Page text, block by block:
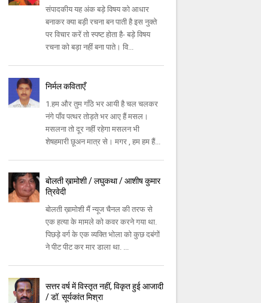
संपादकीय यह अंक बड़े विषय को आधार
बनाकर क्या बड़ी रचना बन पाती है इस नुक्ते
पर विचार करें तो स्पष्ट होता है- बड़े विषय
रचना को बड़ा नहीं बना पाते। वि...
निर्मल कविताएँ
1.हम और तुम गाँठे भर आयी है चल चलकर
नंगे पाँव पत्थर तोड़ते भर आए हैं मसल।
मसलना तो दूर नहीं रहेगा मसलन भी
शेषहमारी छूअन मात्र से। मगर , हम हम हैं...
बोलती ख़ामोशी / लघुकथा / आशीष कुमार
त्रिवेदी
बोलती ख़ामोशी मैं न्यूज चैनल की तरफ से
एक हत्या के मामले को कवर करने गया था.
पिछड़े वर्ग के एक व्यक्ति भोला को कुछ दबंगों
ने पीट पीट कर मार डाला था. ...
सत्तर वर्ष में विस्तृत नहीं, विकृत हुई आजादी
/ डॉ. सूर्यकांत मिश्रा